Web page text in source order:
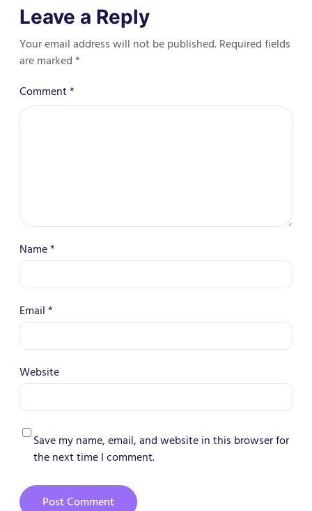
Leave a Reply
Your email address will not be published. Required fields
are marked*
Comment*
Name*
Email*
Website
Save my name, email, and website in this browser for
the next time I comment.